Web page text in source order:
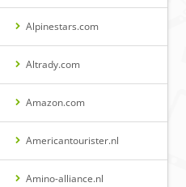
Alpinestars.com
Altrady.com
Amazon.com
Americantourister.nl
Amino-alliance.nl